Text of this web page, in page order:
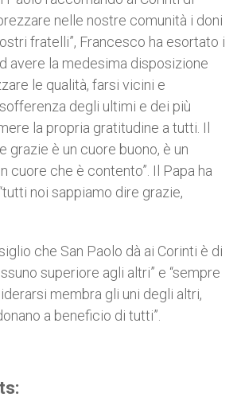
nelle nostre comunità i doni
fratelli”, Francesco ha esortato i
avere la medesima disposizione
le qualità, farsi vicini e
degli ultimi e dei più
la propria gratitudine a tutti. Il
grazie è un cuore buono, è un
cuore che è contento”. Il Papa ha
noi sappiamo dire grazie,
che San Paolo dà ai Corinti è di
superiore agli altri” e “sempre
membra gli uni degli altri,
a beneficio di tutti”.